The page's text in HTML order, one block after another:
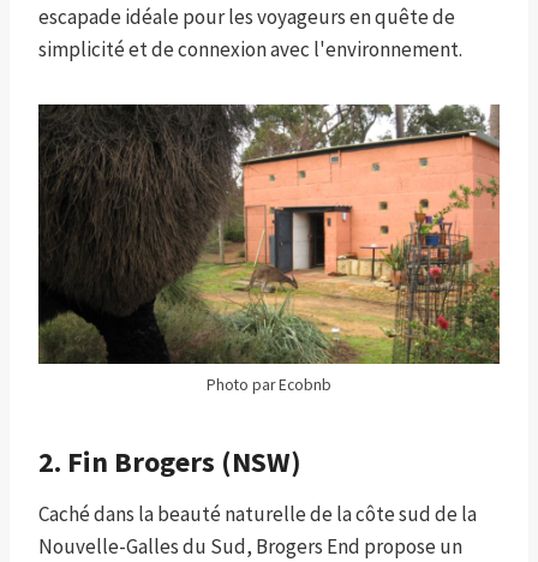
escapade idéale pour les voyageurs en quête de
simplicité et de connexion avec l'environnement.
Photo par Ecobnb
2. Fin Brogers (NSW)
Caché dans la beauté naturelle de la côte sud de la
Nouvelle-Galles du Sud, Brogers End propose un